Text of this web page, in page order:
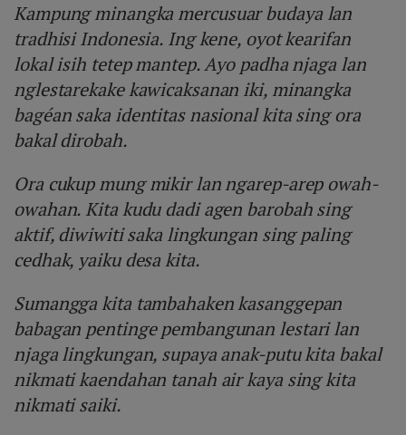
Kampung minangka mercusuar budaya lan
tradhisi Indonesia. Ing kene, oyot kearifan
lokal isih tetep mantep. Ayo padha njaga lan
nglestarekake kawicaksanan iki, minangka
bagéan saka identitas nasional kita sing ora
bakal dirobah.
Ora cukup mung mikir lan ngarep-arep owah-
owahan. Kita kudu dadi agen barobah sing
aktif, diwiwiti saka lingkungan sing paling
cedhak, yaiku desa kita.
Sumangga kita tambahaken kasanggepan
babagan pentinge pembangunan lestari lan
njaga lingkungan, supaya anak-putu kita bakal
nikmati kaendahan tanah air kaya sing kita
nikmati saiki.